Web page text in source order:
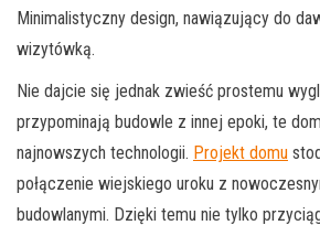
Minimalistyczny design, nawiązujący do
wizytówką.
Nie dajcie się jednak zwieść prostemu
przypominają budowle z innej epoki, te
najnowszych technologii. Projekt domu
połączenie wiejskiego uroku z
budowlanymi. Dzięki temu nie tylko